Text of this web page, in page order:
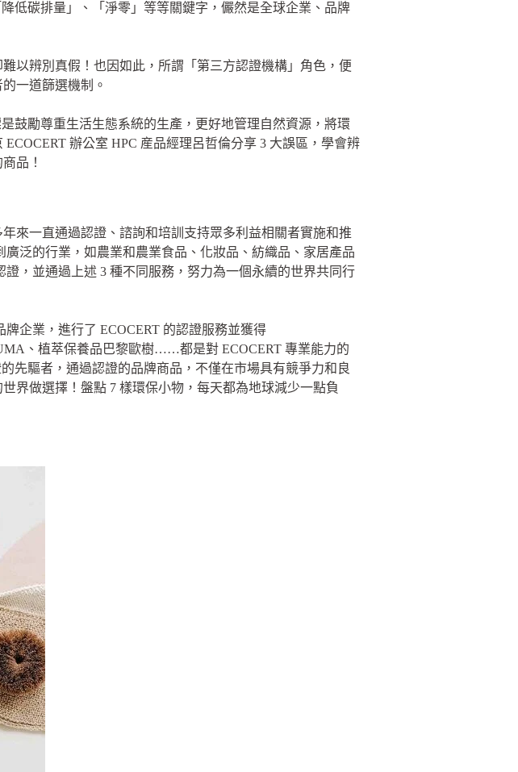
低碳排量」、「淨零」等等關鍵字，儼然是全球企業、品牌
以辨別真假！也因如此，所謂「第三方認證機構」角色，便
一道篩選機制。
鼓勵尊重生活生態系統的生產，更好地管理自然資源，將環
辦公室 HPC 産品經理呂哲倫分享 3 大誤區，學會辨
品！
來一直通過認證、諮詢和培訓支持眾多利益相關者實施和推
泛的行業，如農業和農業食品、化妝品、紡織品、家居產品
，並通過上述 3 種不同服務，努力為一個永續的世界共同行
企業，進行了 ECOCERT 的認證服務並獲得
、植萃保養品巴黎歐樹……都是對 ECOCERT 專業能力的
先驅者，通過認證的品牌商品，不僅在市場具有競爭力和良
界做選擇！盤點 7 樣環保小物，每天都為地球減少一點負